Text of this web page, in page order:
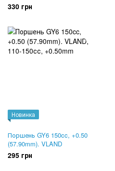
330 грн
Новинка
Поршень GY6 150cc, +0.50
(57.90mm). VLAND
295 грн